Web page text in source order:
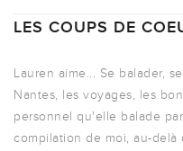
LES COUPS DE
Lauren aime... Se balader,
Nantes, les voyages, les
personnel qu'elle balade
compilation de moi, au-delà